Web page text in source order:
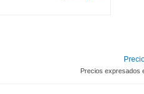
Precios expresados